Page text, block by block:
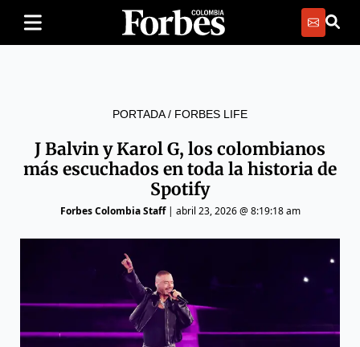
PORTADA/ FORBES LIFE
J Balvin y Karol G, los colombianos
más escuchados en toda la historia de
Spotify
Forbes Colombia Staff| abril 23, 2026 @ 8:19:18 am